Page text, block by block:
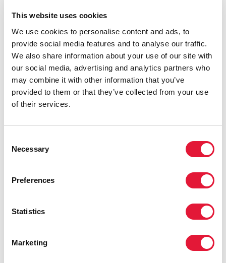
This website uses cookies
We use cookies to personalise content and ads, to
provide social media features and to analyse our traffic.
We also share information about your use of our site with
our social media, advertising and analytics partners who
may combine it with other information that you’ve
provided to them or that they’ve collected from your use
of their services.
Selection
Necessary
Preferences
Statistics
Marketing
странам охватить лечением больше
людей и спасти больше жизней.
проводится в важное время для стран
Азии, где эпидемии ВИЧ и устойчивого
механизмы, которые обсуждались на
позволят достичь существенного
препараты во всех странах региона.